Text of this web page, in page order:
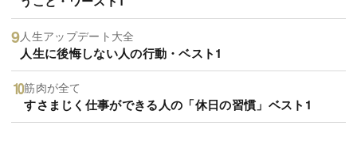
人生アップデート大全
人生に後悔しない人の行動・ベスト1
筋肉が全て
すさまじく仕事ができる人の「休日の習慣」ベスト1